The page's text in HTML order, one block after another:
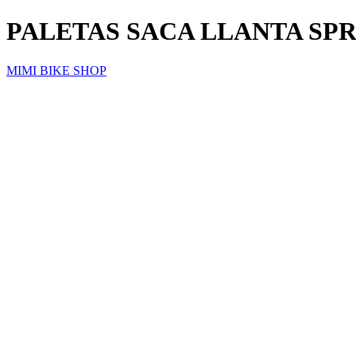
PALETAS SACA LLANTA SPR
MIMI BIKE SHOP